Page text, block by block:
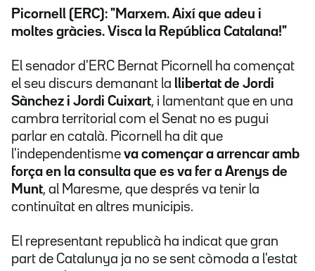
Picornell (ERC): "Marxem. Així que adeu i
moltes gràcies. Visca la República Catalana!"
El senador d'ERC Bernat Picornell ha començat
el seu discurs demanant la llibertat de Jordi
Sànchez i Jordi Cuixart, i lamentant que en una
cambra territorial com el Senat no es pugui
parlar en català. Picornell ha dit que
l'independentisme va començar a arrencar amb
força en la consulta que es va fer a Arenys de
Munt, al Maresme, que després va tenir la
continuïtat en altres municipis.
El representant republicà ha indicat que gran
part de Catalunya ja no se sent còmoda a l'estat